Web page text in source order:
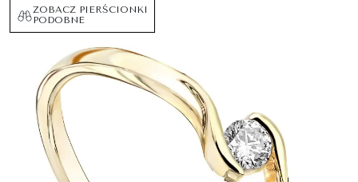
ZOBACZ PIERŚCIONKI
PODOBNE